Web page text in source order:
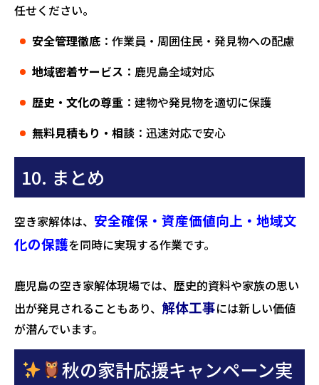
任せください。
安全管理徹底 ：作業員・周囲住民・発見物への配慮
地域密着サービス ：鹿児島全域対応
歴史・文化の尊重 ：建物や発見物を適切に保護
無料見積もり・相談 ：迅速対応で安心
10. まとめ
空き家解体は、 安全確保・資産価値向上・地域文
化の保護を同時に実現する作業です。
鹿児島の空き家解体現場では、歴史的資料や家族の思い
出が発見されることもあり、 解体工事には新しい価値
が潜んでいます。
秋の家計応援キャンペーン実